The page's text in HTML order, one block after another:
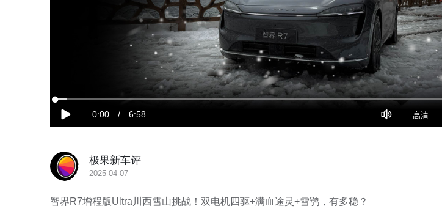
放
当
时
0:00 / 时
6:58
加
载
完
成:
音
画
质
高清
极果新车评
2025-04-07
智界R7增程版Ultra川西雪山挑战！双电机四驱+满血途灵+雪鸮，有多稳？